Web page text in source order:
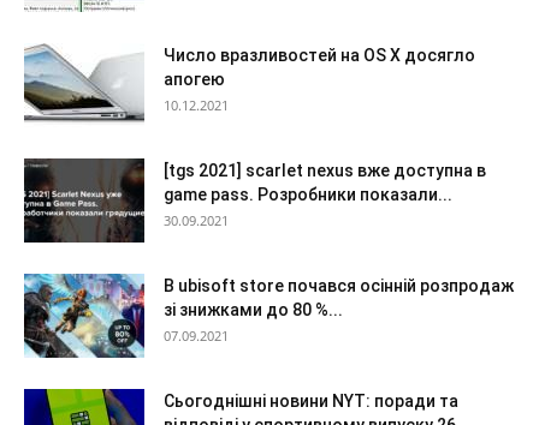
Число вразливостей на OS X досягло
апогею
10.12.2021
[tgs 2021] scarlet nexus вже доступна в
game pass. Розробники показали...
30.09.2021
В ubisoft store почався осінній розпродаж
зі знижками до 80 %...
07.09.2021
Сьогоднішні новини NYT: поради та